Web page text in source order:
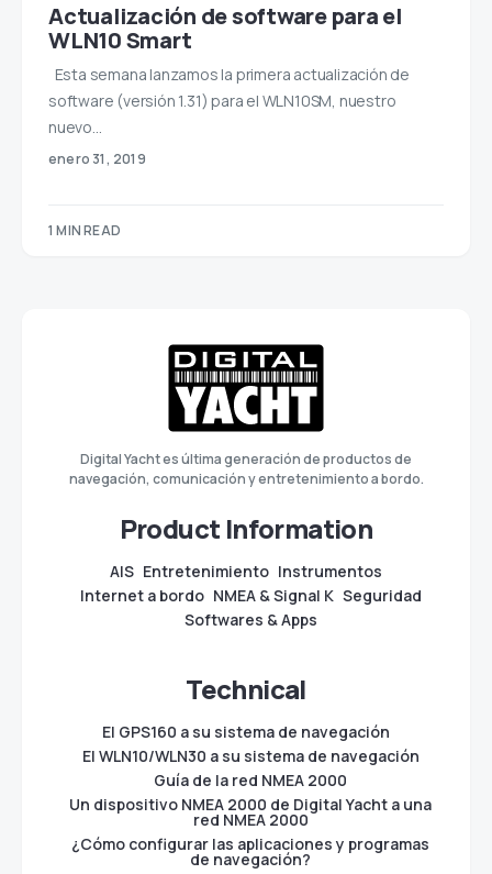
Actualización de software para el
WLN10 Smart
Esta semana lanzamos la primera actualización de
software (versión 1.31) para el WLN10SM, nuestro
nuevo…
enero 31, 2019
1 MIN READ
Digital Yacht es última generación de productos de
navegación, comunicación y entretenimiento a bordo.
Product Information
AIS Entretenimiento Instrumentos
Internet a bordo NMEA & Signal K Seguridad
Softwares & Apps
Technical
El GPS160 a su sistema de navegación
El WLN10/WLN30 a su sistema de navegación
Guía de la red NMEA 2000
Un dispositivo NMEA 2000 de Digital Yacht a una
red NMEA 2000
¿Cómo configurar las aplicaciones y programas
de navegación?